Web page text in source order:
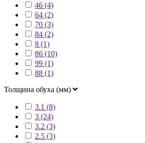
46 (4)
64 (2)
70 (3)
84 (2)
8 (1)
86 (10)
99 (1)
88 (1)
Толщина обуха (мм)
3.1 (8)
3 (24)
3.2 (3)
2.5 (3)